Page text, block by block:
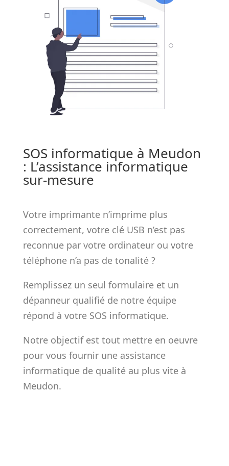
SOS informatique à Meudon
: L’assistance informatique
sur-mesure
Votre imprimante n’imprime plus
correctement, votre clé USB n’est pas
reconnue par votre ordinateur ou votre
téléphone n’a pas de tonalité ?
Remplissez un seul formulaire et un
dépanneur qualifié de notre équipe
répond à votre SOS informatique.
Notre objectif est tout mettre en oeuvre
pour vous fournir une assistance
informatique de qualité au plus vite à
Meudon.